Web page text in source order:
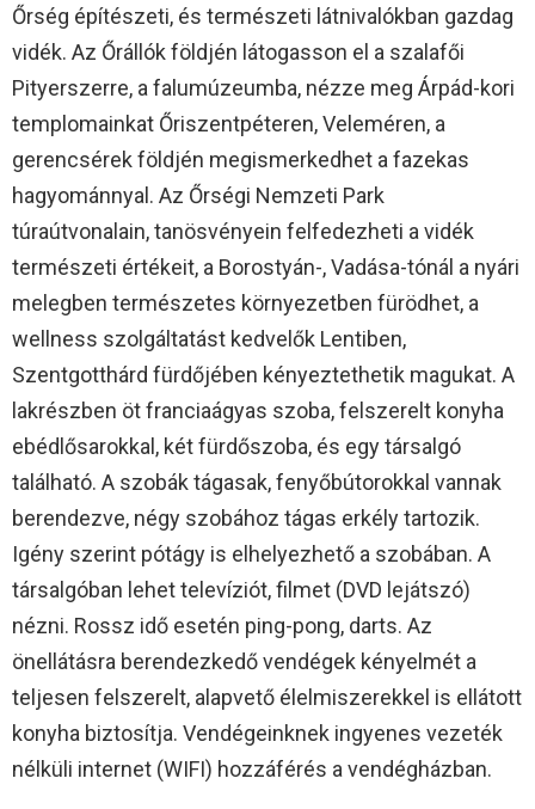
Őrség építészeti, és természeti látnivalókban gazdag
vidék. Az Őrállók földjén látogasson el a szalafői
Pityerszerre, a falumúzeumba, nézze meg Árpád-kori
templomainkat Őriszentpéteren, Veleméren, a
gerencsérek földjén megismerkedhet a fazekas
hagyománnyal. Az Őrségi Nemzeti Park
túraútvonalain, tanösvényein felfedezheti a vidék
természeti értékeit, a Borostyán-, Vadása-tónál a nyári
melegben természetes környezetben fürödhet, a
wellness szolgáltatást kedvelők Lentiben,
Szentgotthárd fürdőjében kényeztethetik magukat. A
lakrészben öt franciaágyas szoba, felszerelt konyha
ebédlősarokkal, két fürdőszoba, és egy társalgó
található. A szobák tágasak, fenyőbútorokkal vannak
berendezve, négy szobához tágas erkély tartozik.
Igény szerint pótágy is elhelyezhető a szobában. A
társalgóban lehet televíziót, filmet (DVD lejátszó)
nézni. Rossz idő esetén ping-pong, darts. Az
önellátásra berendezkedő vendégek kényelmét a
teljesen felszerelt, alapvető élelmiszerekkel is ellátott
konyha biztosítja. Vendégeinknek ingyenes vezeték
nélküli internet (WIFI) hozzáférés a vendégházban.